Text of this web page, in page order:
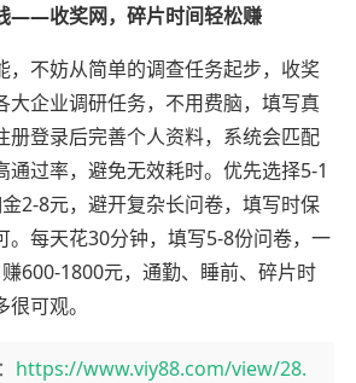
——收奖网，碎片时间轻松赚
，不妨从简单的调查任务起步，收奖
大企业调研任务，不用费脑，填写真
册登录后完善个人资料，系统会匹配
通过率，避免无效耗时。优先选择5-1
2-8元，避开复杂长问卷，填写时保
。每天花30分钟，填写5-8份问卷，一
600-1800元，通勤、睡前、碎片时
可观。
https://www.viy88.com/view/28.